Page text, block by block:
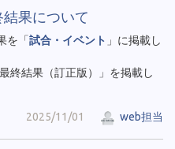
果について
を「試合・イベント 」に掲載し
結果（訂正版）」を掲載し
2025/11/01 web担当